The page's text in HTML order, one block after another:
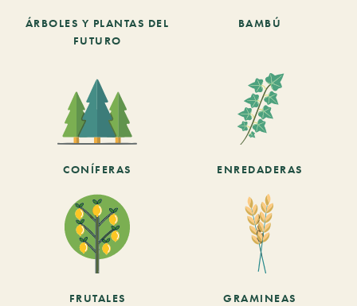
ÁRBOLES Y PLANTAS DEL
FUTURO
BAMBÚ
CONÍFERAS ENREDADERAS
FRUTALES GRAMINEAS